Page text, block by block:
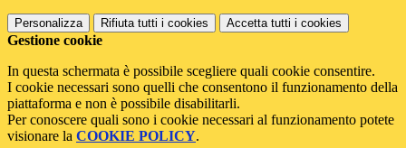
Personalizza Rifiuta tutti i cookies Accetta tutti i cookies
Gestione cookie
In questa schermata è possibile scegliere quali cookie consentire.
I cookie necessari sono quelli che consentono il funzionamento della
piattaforma e non è possibile disabilitarli.
Per conoscere quali sono i cookie necessari al funzionamento potete
visionare la COOKIE POLICY.